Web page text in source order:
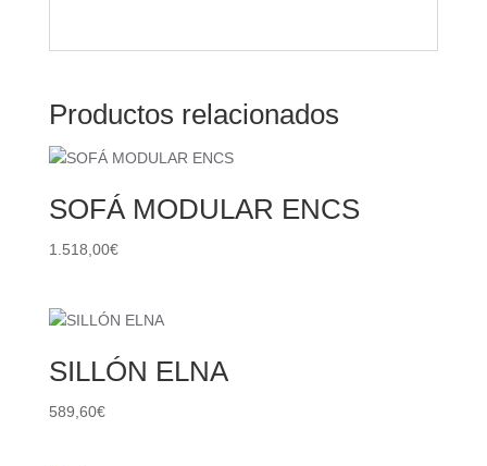
Productos relacionados
SOFÁ MODULAR ENCS
1.518,00€
SILLÓN ELNA
589,60€